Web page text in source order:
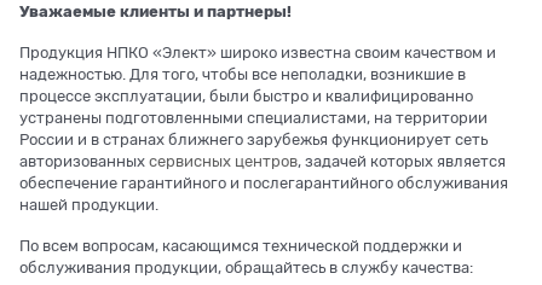
Уважаемые клиенты и партнеры!
Продукция НПКО «Элект» широко известна своим качеством и
надежностью. Для того, чтобы все неполадки, возникшие в
процессе эксплуатации, были быстро и квалифицированно
устранены подготовленными специалистами, на территории
России и в странах ближнего зарубежья функционирует сеть
авторизованных сервисных центров, задачей которых является
обеспечение гарантийного и послегарантийного обслуживания
нашей продукции.
По всем вопросам, касающимся технической поддержки и
обслуживания продукции, обращайтесь в службу качества: